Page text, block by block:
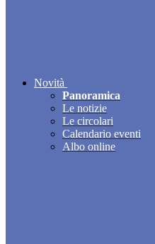
Novità
Panoramica
Le notizie
Le circolari
Calendario eventi
Albo online